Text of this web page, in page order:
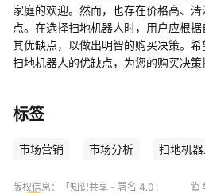
家庭的欢迎。然而，也存在价格高、
点。在选择扫地机器人时，用户应根
其优缺点，以做出明智的购买决策。
扫地机器人的优缺点，为您的购买决策
标签
市场营销 市场分析 扫地机器
版权信息： 「知识共享 - 署名 4.0」